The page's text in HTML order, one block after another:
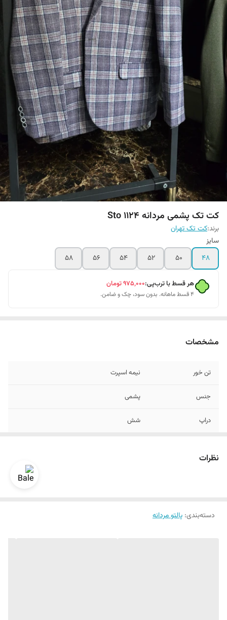
کت تک پشمی مردانه Sto 1124
برند:کت تک تهران
سایز
48
50
52
54
56
58
هر قسط با ترب‌پی:۹۷۵٬۰۰۰تومان
۴ قسط ماهانه. بدون سود، چک و ضامن.
مشخصات
تن خور نیمه اسپرت
جنس پشمی
دراپ شش
نظرات
دسته‌بندی: پالتو مردانه